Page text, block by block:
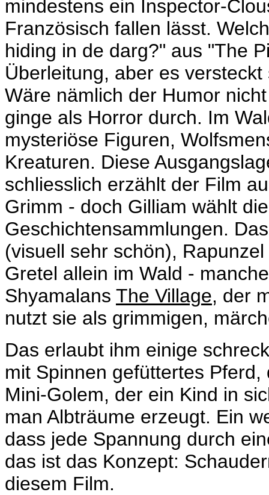
mindestens ein Inspector-
Französisch fallen lässt.
hiding in de darg?" aus "The
Überleitung, aber es
Wäre nämlich der Humor
ginge als Horror durch. Im
mysteriöse Figuren,
Kreaturen. Diese
schliesslich erzählt der Film
Grimm - doch Gilliam wählt
Geschichtensammlungen.
(visuell sehr schön),
Gretel allein im Wald -
Shyamalans The Village, der
nutzt sie als grimmigen,
Das erlaubt ihm einige
mit Spinnen gefüttertes
Mini-Golem, der ein Kind in
man Albträume erzeugt. Ein
dass jede Spannung durch
das ist das Konzept:
diesem Film.